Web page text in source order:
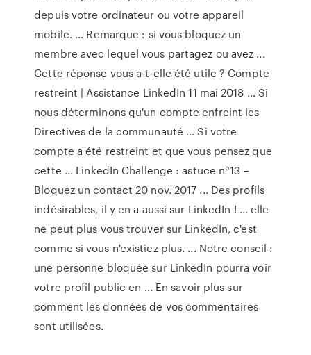
depuis votre ordinateur ou votre appareil
mobile. ... Remarque : si vous bloquez un
membre avec lequel vous partagez ou avez ...
Cette réponse vous a-t-elle été utile ? Compte
restreint | Assistance LinkedIn 11 mai 2018 ... Si
nous déterminons qu'un compte enfreint les
Directives de la communauté ... Si votre
compte a été restreint et que vous pensez que
cette ... LinkedIn Challenge : astuce n°13 –
Bloquez un contact 20 nov. 2017 ... Des profils
indésirables, il y en a aussi sur LinkedIn ! ... elle
ne peut plus vous trouver sur LinkedIn, c'est
comme si vous n'existiez plus. ... Notre conseil :
une personne bloquée sur LinkedIn pourra voir
votre profil public en ... En savoir plus sur
comment les données de vos commentaires
sont utilisées.